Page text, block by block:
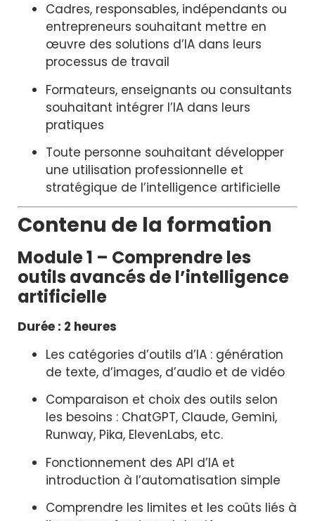
Cadres, responsables, indépendants ou
entrepreneurs souhaitant mettre en
œuvre des solutions d’IA dans leurs
processus de travail
Formateurs, enseignants ou consultants
souhaitant intégrer l’IA dans leurs
pratiques
Toute personne souhaitant développer
une utilisation professionnelle et
stratégique de l’intelligence artificielle
Contenu de la formation
Module 1 – Comprendre les
outils avancés de l’intelligence
artificielle
Durée : 2 heures
Les catégories d’outils d’IA : génération
de texte, d’images, d’audio et de vidéo
Comparaison et choix des outils selon
les besoins : ChatGPT, Claude, Gemini,
Runway, Pika, ElevenLabs, etc.
Fonctionnement des API d’IA et
introduction à l’automatisation simple
Comprendre les limites et les coûts liés à